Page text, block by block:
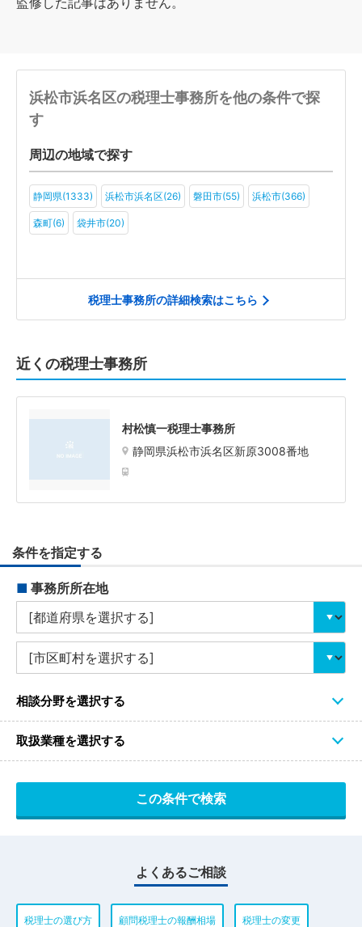
浜松市浜名区の税理士事務所を他の条件で探
す
周辺の地域で探す
静岡県(1333) 浜松市浜名区(26) 磐田市(55) 浜松市(366)
森町(6) 袋井市(20)
税理士事務所の詳細検索はこちら
近くの税理士事務所
村松慎一税理士事務所
静岡県浜松市浜名区新原3008番地
条件を指定する
■ 事務所所在地
相談分野を選択する
取扱業種を選択する
よくあるご相談
税理士の選び方 顧問税理士の報酬相場 税理士の変更